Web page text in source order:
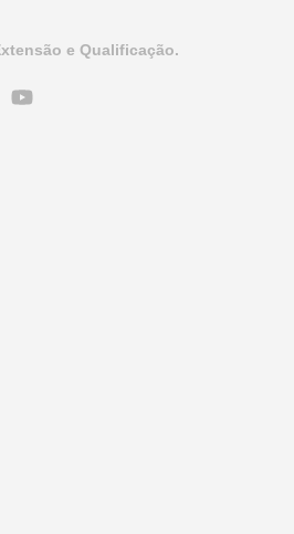
e Qualificação.